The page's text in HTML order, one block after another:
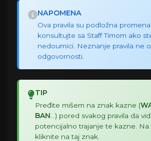
NAPOMENA
Ova pravila su podložna
konsultujte sa Staff Timom ako
nedoumici. Neznanje pravila ne
odgovornosti.
TIP
Pređite mišem na znak kazne (
BAN ...) pored svakog pravila da
potencijalno trajanje te kazne. Na
kliknite na taj znak.